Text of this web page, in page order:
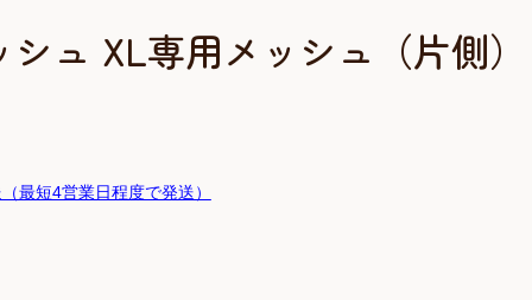
ュ XL専用メッシュ（片側）
最短4営業日程度で発送）